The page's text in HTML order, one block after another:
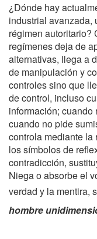
¿Dónde hay
industrial avanzada,
régimen autoritario?
regímenes deja de
alternativas, llega a
de manipulación y
controles sino que
de control, incluso
información;
cuando no pide
controla mediante
los símbolos de
contradicción,
Niega o absorbe el
verdad y la mentira,
hombre